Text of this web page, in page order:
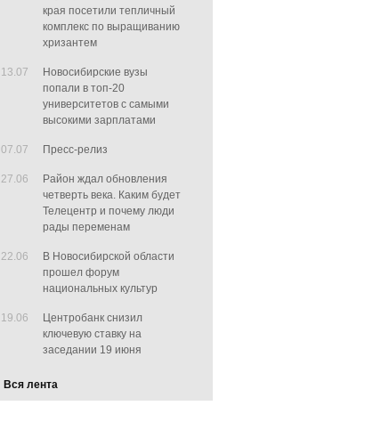
края посетили тепличный
комплекс по выращиванию
хризантем
13.07
Новосибирские вузы
попали в топ-20
университетов с самыми
высокими зарплатами
07.07 Пресс-релиз
27.06
Район ждал обновления
четверть века. Каким будет
Телецентр и почему люди
рады переменам
22.06
В Новосибирской области
прошел форум
национальных культур
19.06
Центробанк снизил
ключевую ставку на
заседании 19 июня
Вся лента